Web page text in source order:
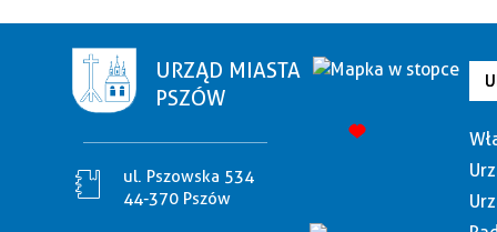
URZĄD MIASTA
PSZÓW
ul. Pszowska 534
44-370 Pszów